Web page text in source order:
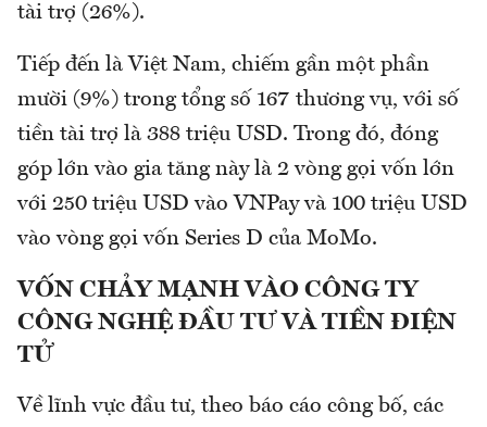
tài trợ (26%).
Tiếp đến là Việt Nam, chiếm gần một phần
mười (9%) trong tổng số 167 thương vụ, với số
tiền tài trợ là 388 triệu USD. Trong đó, đóng
góp lớn vào gia tăng này là 2 vòng gọi vốn lớn
với 250 triệu USD vào VNPay và 100 triệu USD
vào vòng gọi vốn Series D của MoMo.
VỐN CHẢY MẠNH VÀO CÔNG TY
CÔNG NGHỆ ĐẦU TƯ VÀ TIỀN ĐIỆN
TỬ
Về lĩnh vực đầu tư, theo báo cáo công bố, các